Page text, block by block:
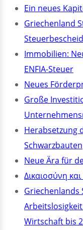
Ein neues
Griechenland
Immobilien:
ENFIA-Steuer
Neues
Große
Herabsetzung
Schwarzbauten
Neue Ära für
Δικαιοσύνη
Griechenlands
Wirtschaft bis